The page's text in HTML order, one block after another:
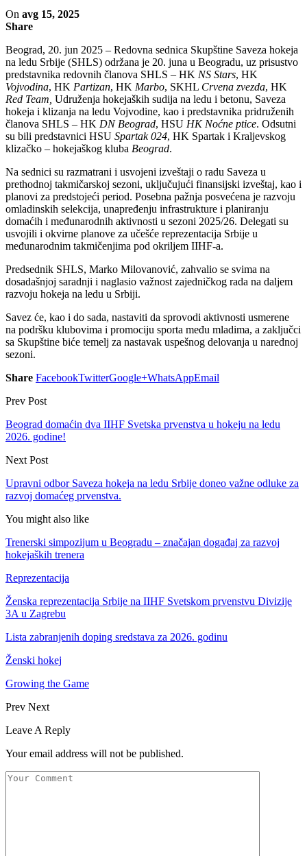
On avg 15, 2025
Share
Beograd, 20. jun 2025 – Redovna sednica Skupštine Saveza hokeja
na ledu Srbije (SHLS) održana je 20. juna u Beogradu, uz prisustvo
predstavnika redovnih članova SHLS – HK NS Stars, HK
Vojvodina, HK Partizan, HK Marbo, SKHL Crvena zvezda, HK
Red Team, Udruženja hokejaških sudija na ledu i betonu, Saveza
hokeja i klizanja na ledu Vojvodine, kao i predstavnika pridruženih
članova SHLS – HK DN Beograd, HSU HK Noćne ptice. Odsutni
su bili predstavnici HSU Spartak 024, HK Spartak i Kraljevskog
klizačko – hokejaškog kluba Beograd.
Na sednici su razmatrani i usvojeni izveštaji o radu Saveza u
prethodnoj takmičarskoj sezoni, uključujući finansijski izveštaj, kao i
planovi za predstojeći period. Posebna pažnja posvećena je razvoju
omladinskih selekcija, unapređenju infrastrukture i planiranju
domaćih i međunarodnih aktivnosti u sezoni 2025/26. Delegati su
usvojili i okvirne planove za učešće reprezentacija Srbije u
međunarodnim takmičenjima pod okriljem IIHF-a.
Predsednik SHLS, Marko Milovanović, zahvalio se svima na
dosadašnjoj saradnji i naglasio važnost zajedničkog rada na daljem
razvoju hokeja na ledu u Srbiji.
Savez će, kao i do sada, nastaviti da sprovodi aktivnosti usmerene
na podršku klubovima i promociju sporta među mladima, a zaključci
sa Skupštine biće temelj za nastavak uspešnog delovanja u narednoj
sezoni.
Share FacebookTwitterGoogle+WhatsAppEmail
Prev Post
Beograd domaćin dva IIHF Svetska prvenstva u hokeju na ledu
2026. godine!
Next Post
Upravni odbor Saveza hokeja na ledu Srbije doneo važne odluke za
razvoj domaćeg prvenstva.
You might also like
Trenerski simpozijum u Beogradu – značajan događaj za razvoj
hokejaških trenera
Reprezentacija
Ženska reprezentacija Srbije na IIHF Svetskom prvenstvu Divizije
3A u Zagrebu
Lista zabranjenih doping sredstava za 2026. godinu
Ženski hokej
Growing the Game
Prev Next
Leave A Reply
Your email address will not be published.